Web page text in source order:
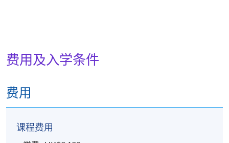
费用及入学条件
费用
课程费用